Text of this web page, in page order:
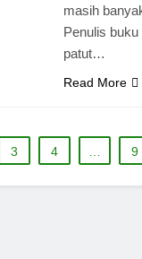
masih
Penulis
patut…
Read More
3 4 9